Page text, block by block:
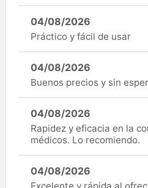
04/08/2026
Práctico y fácil de usar
04/08/2026
Buenos precios y sin
04/08/2026
Rapidez y eficacia en la
médicos. Lo recomiendo.
04/08/2026